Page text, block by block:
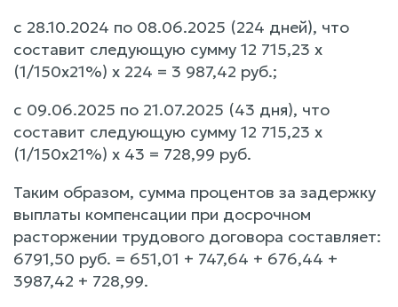
с 28.10.2024 по 08.06.2025 (224 дней), что
составит следующую сумму 12 715,23 х
(1/150х21%) х 224 = 3 987,42 руб.;
с 09.06.2025 по 21.07.2025 (43 дня), что
составит следующую сумму 12 715,23 х
(1/150х21%) х 43 = 728,99 руб.
Таким образом, сумма процентов за задержку
выплаты компенсации при досрочном
расторжении трудового договора составляет:
6791,50 руб. = 651,01 + 747,64 + 676,44 +
3987,42 + 728,99.